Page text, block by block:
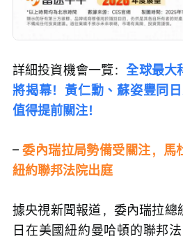
詳細投資機會一覽：全球最大
將揭幕！黃仁勳、蘇姿豐同
值得提前關注！
– 委內瑞拉局勢備受關注，馬
紐約聯邦法院出庭
據央視新聞報道，委內瑞拉
日在美國紐約曼哈頓的聯邦